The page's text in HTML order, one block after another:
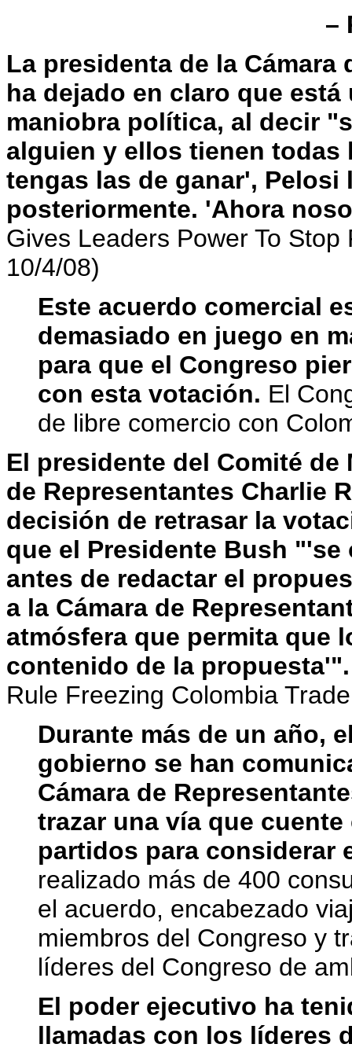
–
La presidenta de la
ha dejado en claro que
maniobra política, al decir
alguien y ellos tienen todas
tengas las de ganar',
posteriormente. 'Ahora
Gives Leaders Power To
10/4/08)
Este acuerdo comercial
demasiado en juego en
para que el Congreso
con esta votación. El
de libre comercio con
El presidente del Comité
de Representantes Charlie
decisión de retrasar la
que el Presidente Bush
antes de redactar el
a la Cámara de
atmósfera que permita que
contenido de la propuesta'".
Rule Freezing Colombia
Durante más de un año,
gobierno se han
Cámara de
trazar una vía que
partidos para considerar
realizado más de 400
el acuerdo, encabezado
miembros del Congreso y
líderes del Congreso de
El poder ejecutivo ha
llamadas con los líderes